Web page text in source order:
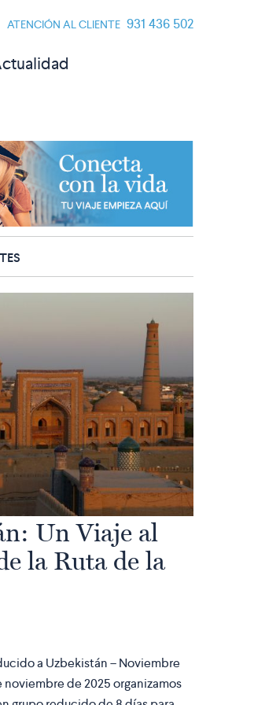
ATENCIÓN AL CLIENTE 931 436 502
Un Viaje al
la Ruta de la
a Uzbekistán – Noviembre
noviembre de 2025 organizamos